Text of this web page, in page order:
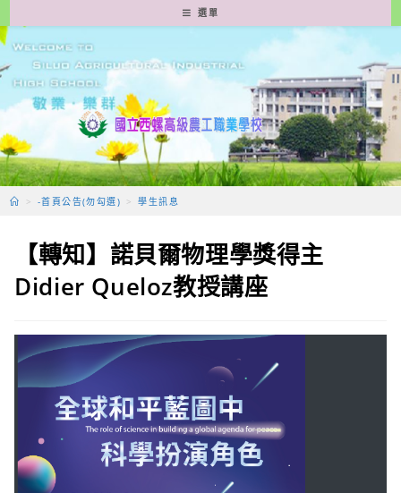
轉
至
要
容
選單
> -首頁公告(勿勾選) > 學生訊息
【轉知】諾貝爾物理學獎得主
Didier Queloz教授講座